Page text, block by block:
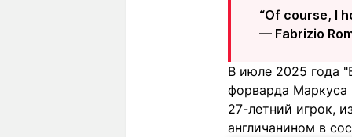
“Of course, I
— Fabrizio
В июле 2025 года
форварда
27-летний игрок,
англичанином в